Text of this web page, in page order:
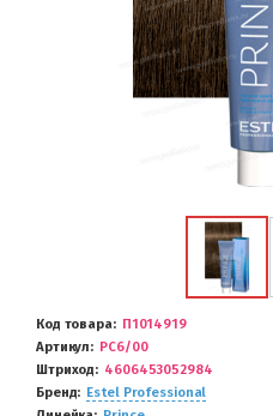
Код товара
П1014919
Артикул
PC6/00
Штриход
4606453052984
Бренд
Estel Professional